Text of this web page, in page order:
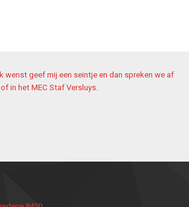
wenst geef mij een seintje en dan spreken we af
in het MEC Staf Versluys.